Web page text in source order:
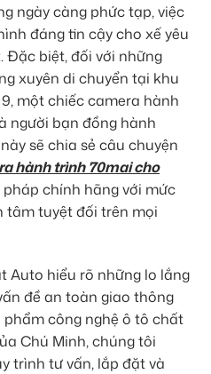
ngày càng phức tạp, việc
đáng tin cậy cho xế yêu
Đặc biệt, đối với những
xuyên di chuyển tại khu
một chiếc camera hành
người bạn đồng hành
sẽ chia sẻ câu chuyện
hành trình 70mai cho
pháp chính hãng với mức
tâm tuyệt đối trên mọi
Auto hiểu rõ những lo lắng
đề an toàn giao thông
công nghệ ô tô chất
Chú Minh, chúng tôi
trình tư vấn, lắp đặt và